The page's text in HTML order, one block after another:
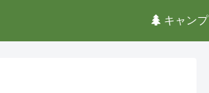
キャンプ